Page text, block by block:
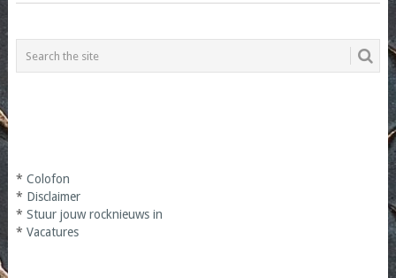
* Colofon
* Disclaimer
* Stuur jouw rocknieuws in
* Vacatures